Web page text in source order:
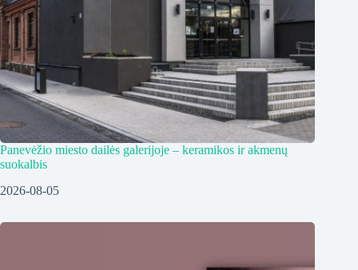
Panevėžio miesto dailės galerijoje – keramikos ir akmenų
suokalbis
2026-08-05